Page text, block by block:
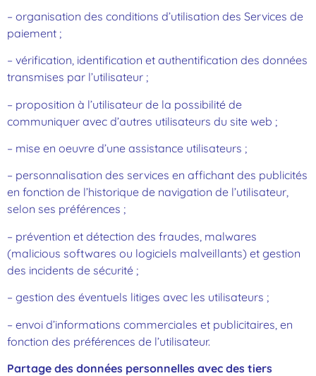
– organisation des conditions d’utilisation des Services de
paiement ;
– vérification, identification et authentification des données
transmises par l’utilisateur ;
– proposition à l’utilisateur de la possibilité de
communiquer avec d’autres utilisateurs du site web ;
– mise en oeuvre d’une assistance utilisateurs ;
– personnalisation des services en affichant des publicités
en fonction de l’historique de navigation de l’utilisateur,
selon ses préférences ;
– prévention et détection des fraudes, malwares
(malicious softwares ou logiciels malveillants) et gestion
des incidents de sécurité ;
– gestion des éventuels litiges avec les utilisateurs ;
– envoi d’informations commerciales et publicitaires, en
fonction des préférences de l’utilisateur.
Partage des données personnelles avec des tiers